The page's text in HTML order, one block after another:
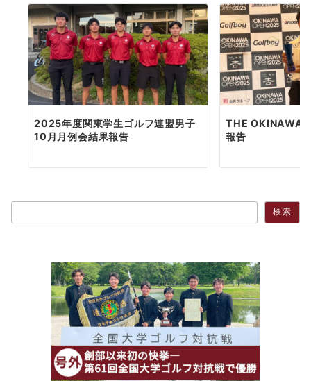
2025年度関東学生ゴルフ連盟男子
10月月例会結果報告
THE OKINAWA
報告
検索